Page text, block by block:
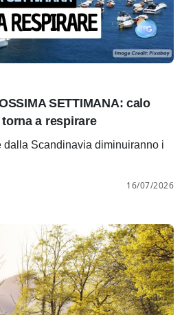
SETTIMANA: calo
a respirare
dalla Scandinavia diminuiranno i
16/07/2026